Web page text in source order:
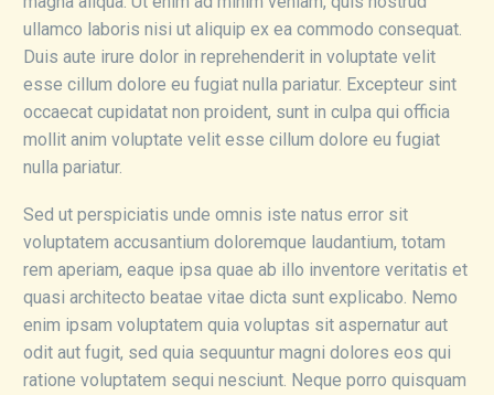
ullamco laboris nisi ut aliquip ex ea commodo consequat.
Duis aute irure dolor in reprehenderit in voluptate velit
esse cillum dolore eu fugiat nulla pariatur. Excepteur sint
occaecat cupidatat non proident, sunt in culpa qui officia
mollit anim voluptate velit esse cillum dolore eu fugiat
nulla pariatur.
Sed ut perspiciatis unde omnis iste natus error sit
voluptatem accusantium doloremque laudantium, totam
rem aperiam, eaque ipsa quae ab illo inventore veritatis et
quasi architecto beatae vitae dicta sunt explicabo. Nemo
enim ipsam voluptatem quia voluptas sit aspernatur aut
odit aut fugit, sed quia sequuntur magni dolores eos qui
ratione voluptatem sequi nesciunt. Neque porro quisquam